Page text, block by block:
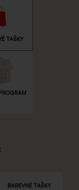
TAŠKY
BAREVNÉ TAŠKY